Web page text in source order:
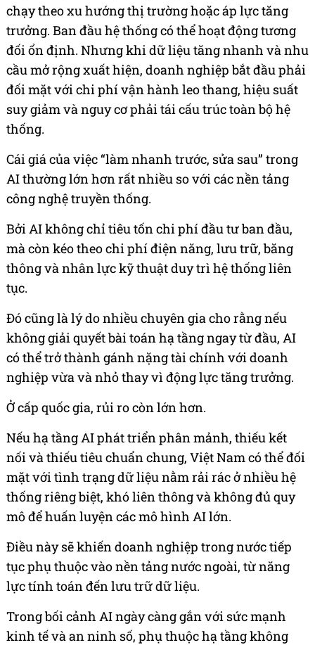
chạy theo xu hướng thị trường hoặc áp lực tăng
trưởng. Ban đầu hệ thống có thể hoạt động tương
đối ổn định. Nhưng khi dữ liệu tăng nhanh và nhu
cầu mở rộng xuất hiện, doanh nghiệp bắt đầu phải
đối mặt với chi phí vận hành leo thang, hiệu suất
suy giảm và nguy cơ phải tái cấu trúc toàn bộ hệ
thống.
Cái giá của việc “làm nhanh trước, sửa sau” trong
AI thường lớn hơn rất nhiều so với các nền tảng
công nghệ truyền thống.
Bởi AI không chỉ tiêu tốn chi phí đầu tư ban đầu,
mà còn kéo theo chi phí điện năng, lưu trữ, băng
thông và nhân lực kỹ thuật duy trì hệ thống liên
tục.
Đó cũng là lý do nhiều chuyên gia cho rằng nếu
không giải quyết bài toán hạ tầng ngay từ đầu, AI
có thể trở thành gánh nặng tài chính với doanh
nghiệp vừa và nhỏ thay vì động lực tăng trưởng.
Ở cấp quốc gia, rủi ro còn lớn hơn.
Nếu hạ tầng AI phát triển phân mảnh, thiếu kết
nối và thiếu tiêu chuẩn chung, Việt Nam có thể đối
mặt với tình trạng dữ liệu nằm rải rác ở nhiều hệ
thống riêng biệt, khó liên thông và không đủ quy
mô để huấn luyện các mô hình AI lớn.
Điều này sẽ khiến doanh nghiệp trong nước tiếp
tục phụ thuộc vào nền tảng nước ngoài, từ năng
lực tính toán đến lưu trữ dữ liệu.
Trong bối cảnh AI ngày càng gắn với sức mạnh
kinh tế và an ninh số, phụ thuộc hạ tầng không